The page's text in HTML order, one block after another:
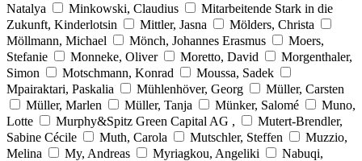
Natalya
Minkowski, Claudius
Mitarbeitende Stark in die
Zukunft, Kinderlotsin
Mittler, Jasna
Mölders, Christa
Möllmann, Michael
Mönch, Johannes Erasmus
Moers,
Stefanie
Monneke, Oliver Moretto, David
Morgenthaler,
Simon
Motschmann, Konrad
Moussa, Sadek
Mpairaktari, Paskalia
Mühlenhöver, Georg
Müller, Carsten
Müller, Marlen
Müller, Tanja Münker, Salomé
Muno,
Lotte
Murphy&Spitz Green Capital AG ,
Mutert-Brendler,
Sabine Cécile
Muth, Carola Mutschler, Steffen
Muzzio,
Melina
My, Andreas Myriagkou, Angeliki
Nabuqi,